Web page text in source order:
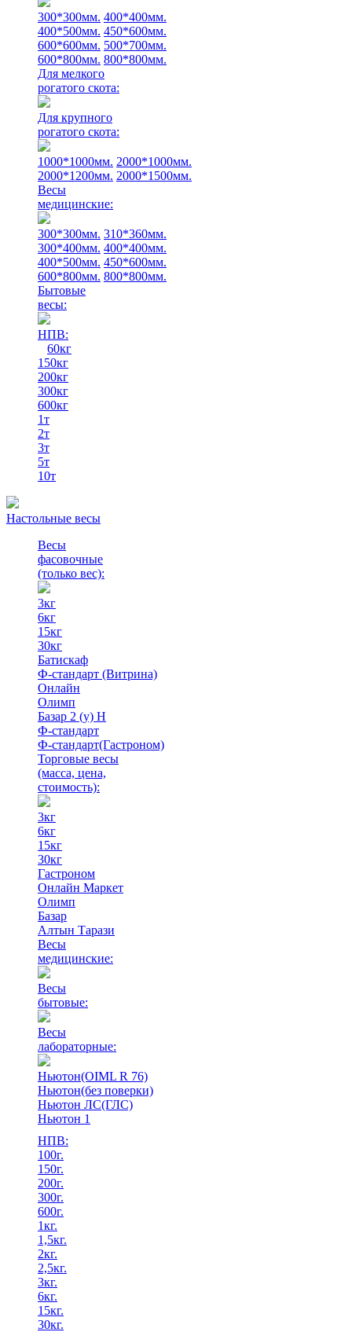
300*300мм. 400*400мм.
400*500мм. 450*600мм.
600*600мм. 500*700мм.
600*800мм. 800*800мм.
Для мелкого
рогатого скота:
Для крупного
рогатого скота:
1000*1000мм. 2000*1000мм.
2000*1200мм. 2000*1500мм.
Весы
медицинские:
300*300мм. 310*360мм.
300*400мм. 400*400мм.
400*500мм. 450*600мм.
600*800мм. 800*800мм.
Бытовые
весы:
НПВ:
60кг
150кг
200кг
300кг
600кг
1т
2т
3т
5т
10т
Настольные весы
Весы
фасовочные
(только вес):
3кг
6кг
15кг
30кг
Батискаф
Ф-стандарт (Витрина)
Онлайн
Олимп
Базар 2 (у) Н
Ф-стандарт
Ф-стандарт(Гастроном)
Торговые весы
(масса, цена,
стоимость):
3кг
6кг
15кг
30кг
Гастроном
Онлайн Маркет
Олимп
Базар
Алтын Тарази
Весы
медицинские:
Весы
бытовые:
Весы
лабораторные:
Ньютон(OIML R 76)
Ньютон(без поверки)
Ньютон ЛС(ГЛС)
Ньютон 1
НПВ:
100г.
150г.
200г.
300г.
600г.
1кг.
1,5кг.
2кг.
2,5кг.
3кг.
6кг.
15кг.
30кг.